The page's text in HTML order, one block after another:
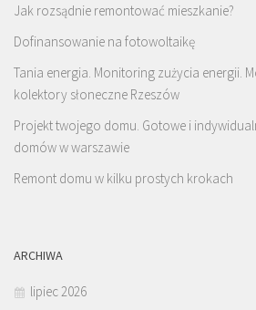
Jak rozsądnie remontować mieszkanie?
Dofinansowanie na fotowoltaikę
Tania energia. Monitoring zużycia energii.
kolektory słoneczne Rzeszów
Projekt twojego domu. Gotowe i
domów w warszawie
Remont domu w kilku prostych krokach
ARCHIWA
lipiec 2026